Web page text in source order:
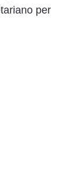
per